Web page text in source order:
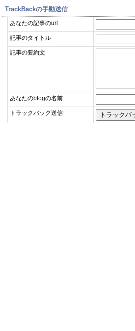
TrackBackの手動送信
あなたの記事のurl
記事のタイトル
記事の要約文
あなたのblogの名前
トラックバック送信